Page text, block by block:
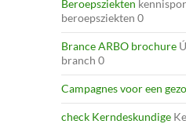
Beroepsziekten
beroepsziekten 0
Brance ARBO brochure
branch 0
Campagnes voor een
check Kerndeskundige